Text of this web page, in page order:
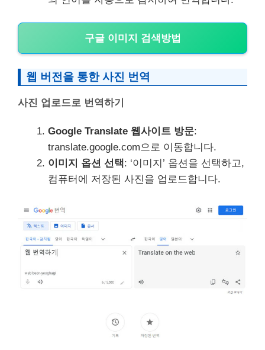
구글 이미지 검색방법
웹 버전을 통한 사진 번역
사진 업로드로 번역하기
Google Translate 웹사이트 방문:
translate.google.com으로 이동합니다.
이미지 옵션 선택: ‘이미지’ 옵션을 선택하고,
컴퓨터에 저장된 사진을 업로드합니다.